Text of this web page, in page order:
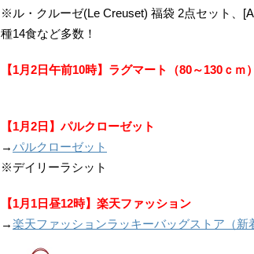
※ル・クルーゼ(Le Creuset) 福袋 2点セット、
種14食など多数！
【1月2日午前10時】ラグマート（80～130ｃｍ）
【1月2日】パルクローゼット
→パルクローゼット
※デイリーラシット
【1月1日昼12時】楽天ファッション
→楽天ファッションラッキーバッグストア（新